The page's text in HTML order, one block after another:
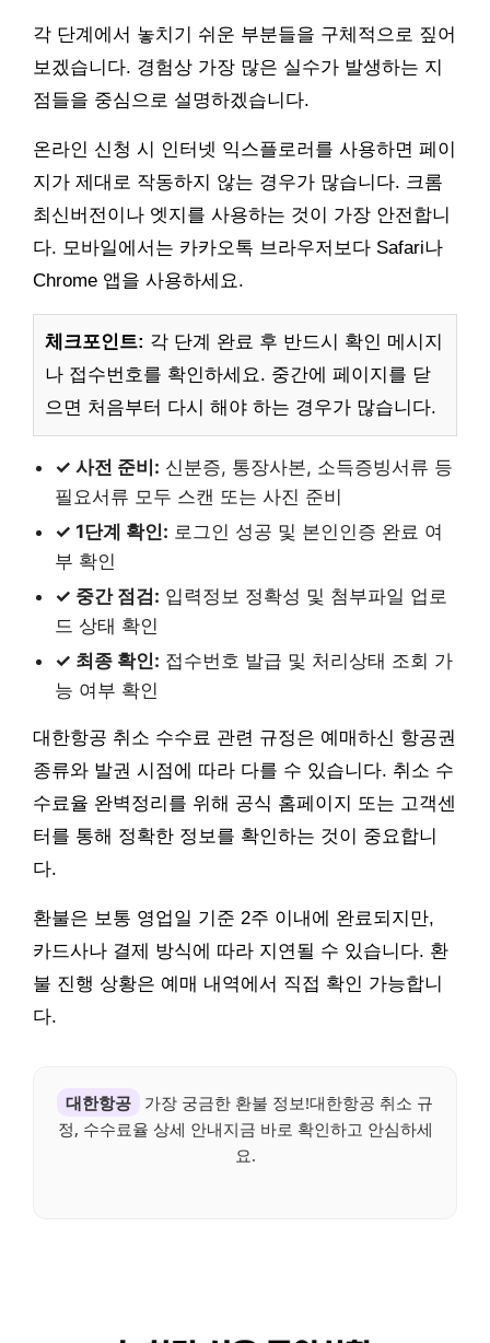
각 단계에서 놓치기 쉬운 부분들을 구체적으로 짚어
보겠습니다. 경험상 가장 많은 실수가 발생하는 지
점들을 중심으로 설명하겠습니다.
온라인 신청 시 인터넷 익스플로러를 사용하면 페이
지가 제대로 작동하지 않는 경우가 많습니다. 크롬
최신버전이나 엣지를 사용하는 것이 가장 안전합니
다. 모바일에서는 카카오톡 브라우저보다 Safari나
Chrome 앱을 사용하세요.
체크포인트: 각 단계 완료 후 반드시 확인 메시지
나 접수번호를 확인하세요. 중간에 페이지를 닫
으면 처음부터 다시 해야 하는 경우가 많습니다.
✓ 사전 준비: 신분증, 통장사본, 소득증빙서류 등
필요서류 모두 스캔 또는 사진 준비
✓ 1단계 확인: 로그인 성공 및 본인인증 완료 여
부 확인
✓ 중간 점검: 입력정보 정확성 및 첨부파일 업로
드 상태 확인
✓ 최종 확인: 접수번호 발급 및 처리상태 조회 가
능 여부 확인
대한항공 취소 수수료 관련 규정은 예매하신 항공권
종류와 발권 시점에 따라 다를 수 있습니다. 취소 수
수료율 완벽정리를 위해 공식 홈페이지 또는 고객센
터를 통해 정확한 정보를 확인하는 것이 중요합니
다.
환불은 보통 영업일 기준 2주 이내에 완료되지만,
카드사나 결제 방식에 따라 지연될 수 있습니다. 환
불 진행 상황은 예매 내역에서 직접 확인 가능합니
다.
대한항공
가장 궁금한 환불 정보!대한항공 취소 규
정, 수수료율 상세 안내지금 바로 확인하고 안심하세
요.